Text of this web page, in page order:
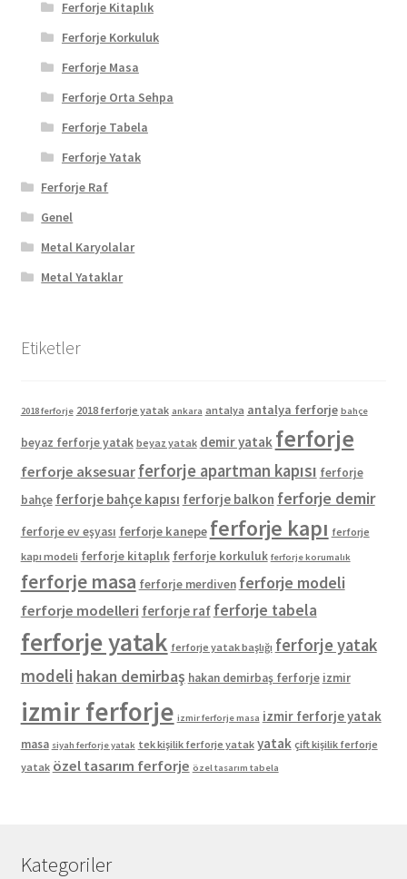
Ferforje Kitaplık
Ferforje Korkuluk
Ferforje Masa
Ferforje Orta Sehpa
Ferforje Tabela
Ferforje Yatak
Ferforje Raf
Genel
Metal Karyolalar
Metal Yataklar
Etiketler
2018 ferforje 2018 ferforje yatak ankara antalya antalya ferforje bahçe
beyaz ferforje yatak beyaz yatak demir yatak ferforje
ferforje aksesuar ferforje apartman kapısı ferforje
bahçe ferforje bahçe kapısı ferforje balkon ferforje demir
ferforje ev eşyası ferforje kanepe ferforje kapı ferforje
kapı modeli ferforje kitaplık ferforje korkuluk ferforje korumalık
ferforje masa ferforje merdiven ferforje modeli
ferforje modelleri ferforje raf ferforje tabela
ferforje yatak ferforje yatak başlığı ferforje yatak
modeli hakan demirbaş hakan demirbaş ferforje izmir
izmir ferforje izmir ferforje masa izmir ferforje yatak
masa siyah ferforje yatak tek kişilik ferforje yatak yatak çift kişilik ferforje
yatak özel tasarım ferforje özel tasarım tabela
Kategoriler